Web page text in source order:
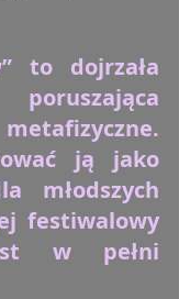
” to dojrzała
ją jako
młodszych
festiwalowy
w pełni